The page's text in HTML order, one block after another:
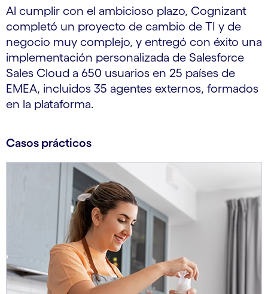
Al cumplir con el ambicioso plazo, Cognizant
completó un proyecto de cambio de TI y de
negocio muy complejo, y entregó con éxito una
implementación personalizada de Salesforce
Sales Cloud a 650 usuarios en 25 países de
EMEA, incluidos 35 agentes externos, formados
en la plataforma.
Casos prácticos